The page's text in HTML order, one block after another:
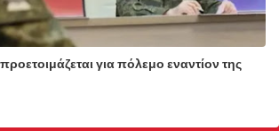
για πόλεμο εναντίον της